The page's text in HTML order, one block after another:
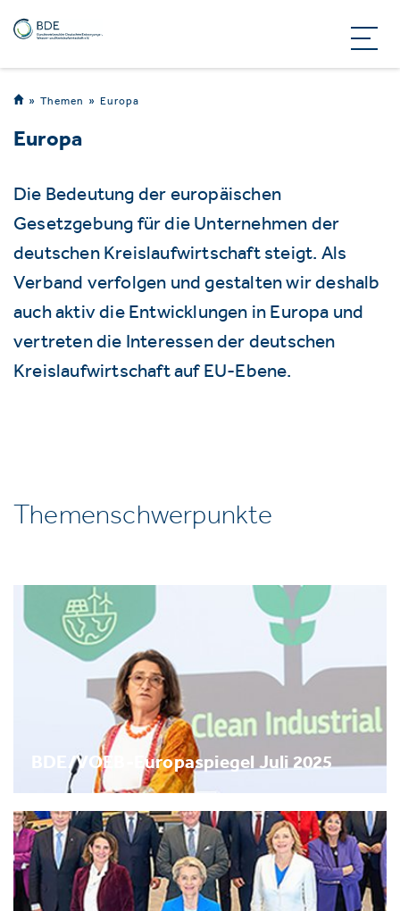
Themen Europa
Europa
Die Bedeutung der europäischen
Gesetzgebung für die Unternehmen der
deutschen Kreislaufwirtschaft steigt. Als
Verband verfolgen und gestalten wir deshalb
auch aktiv die Entwicklungen in Europa und
vertreten die Interessen der deutschen
Kreislaufwirtschaft auf EU-Ebene.
Themenschwerpunkte
BDE/VOEB-Europaspiegel Juli 2025